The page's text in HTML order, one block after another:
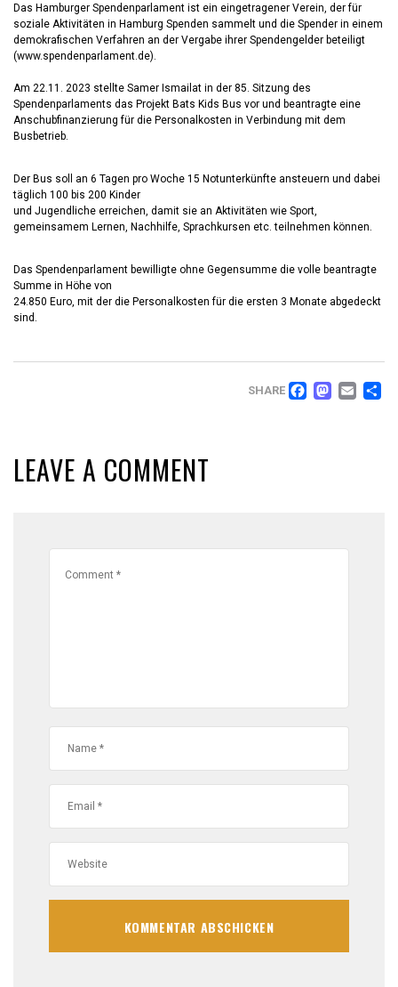
Das Hamburger Spendenparlament ist ein eingetragener Verein, der für
soziale Aktivitäten in Hamburg Spenden sammelt und die Spender in einem
demokrafischen Verfahren an der Vergabe ihrer Spendengelder beteiligt
(www.spendenparlament.de).
Am 22.11. 2023 stellte Samer Ismailat in der 85. Sitzung des
Spendenparlaments das Projekt Bats Kids Bus vor und beantragte eine
Anschubfinanzierung für die Personalkosten in Verbindung mit dem
Busbetrieb.
Der Bus soll an 6 Tagen pro Woche 15 Notunterkünfte ansteuern und dabei
täglich 100 bis 200 Kinder
und Jugendliche erreichen, damit sie an Aktivitäten wie Sport,
gemeinsamem Lernen, Nachhilfe, Sprachkursen etc. teilnehmen können.
Das Spendenparlament bewilligte ohne Gegensumme die volle beantragte
Summe in Höhe von
24.850 Euro, mit der die Personalkosten für die ersten 3 Monate abgedeckt
sind.
SHARE
LEAVE A COMMENT